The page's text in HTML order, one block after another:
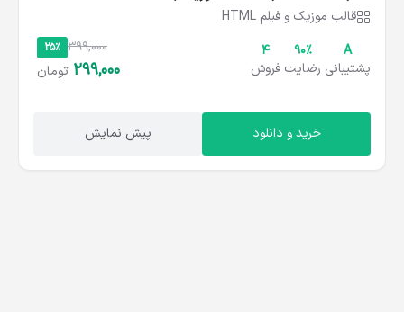
قالب موزیک و فیلم HTML
A
پشتیبانی
۹۰%
رضایت
4
فروش
25% 399,000
299,000 تومان
خرید و دانلود پیش نمایش